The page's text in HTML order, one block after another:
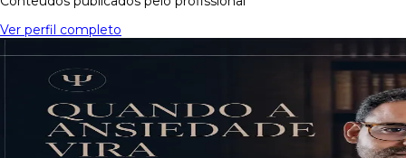
Ver perfil completo